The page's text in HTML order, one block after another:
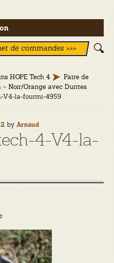
de commandes >>>
HOPE Tech 4
Paire de
Noir/Orange avec Durites
V4-la-fourmi-4959
by Arnaud
4-V4-la-